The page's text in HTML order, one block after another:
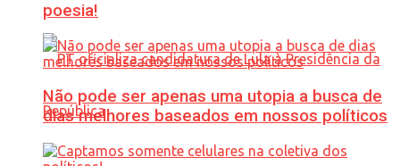
poesia!
Não pode ser apenas uma utopia a busca de
dias melhores baseados em nossos políticos